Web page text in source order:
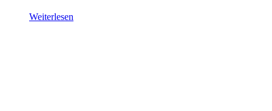
Weiterlesen